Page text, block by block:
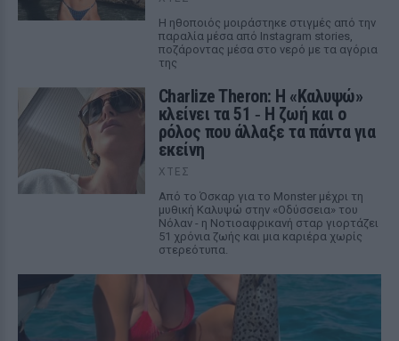
Η ηθοποιός μοιράστηκε στιγμές από την
παραλία μέσα από Instagram stories,
ποζάροντας μέσα στο νερό με τα αγόρια
της
Charlize Theron: Η «Καλυψώ»
κλείνει τα 51 ‑ H ζωή και ο
ρόλος που άλλαξε τα πάντα για
εκείνη
ΧΤΕΣ
Από το Όσκαρ για το Monster μέχρι τη
μυθική Καλυψώ στην «Οδύσσεια» του
Νόλαν - η Νοτιοαφρικανή σταρ γιορτάζει
51 χρόνια ζωής και μια καριέρα χωρίς
στερεότυπα.